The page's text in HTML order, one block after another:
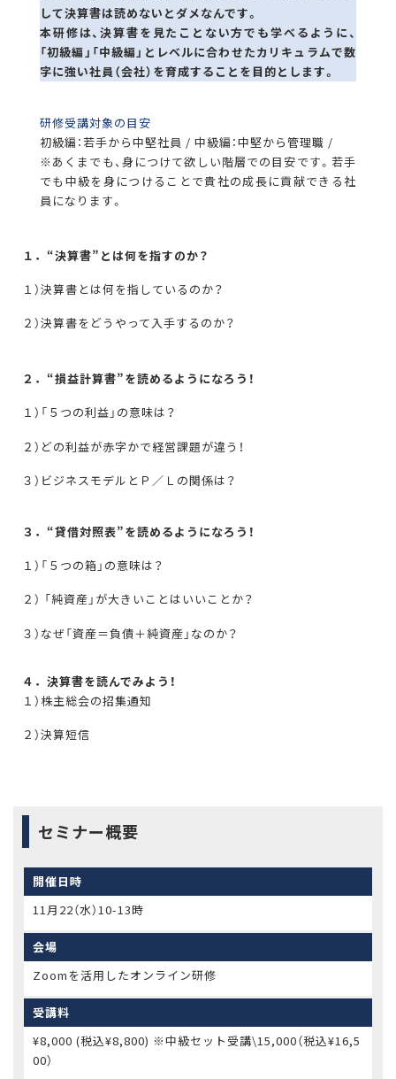
して決算書は読めないとダメなんです。
本研修は、決算書を見たことない方でも学べるように、
「初級編」「中級編」とレベルに合わせたカリキュラムで数
字に強い社員（会社）を育成することを目的とします。
研修受講対象の目安
初級編：若手から中堅社員 / 中級編：中堅から管理職 /
※あくまでも、身につけて欲しい階層での目安です。若手
でも中級を身につけることで貴社の成長に貢献できる社
員になります。
１．“決算書”とは何を指すのか？
１）決算書とは何を指しているのか？
２）決算書をどうやって入手するのか？
２．“損益計算書”を読めるようになろう！
１）「５つの利益」の意味は？
２）どの利益が赤字かで経営課題が違う！
３）ビジネスモデルとＰ／Ｌの関係は？
３．“貸借対照表”を読めるようになろう！
１）「５つの箱」の意味は？
２） 「純資産」が大きいことはいいことか？
３）なぜ「資産＝負債＋純資産」なのか？
４．決算書を読んでみよう！
１）株主総会の招集通知
２）決算短信
セミナー概要
開催日時
11月22（水）10-13時
会場
Zoomを活用したオンライン研修
受講料
¥8,000 (税込¥8,800) ※中級セット受講\15,000（税込¥16,5
00）